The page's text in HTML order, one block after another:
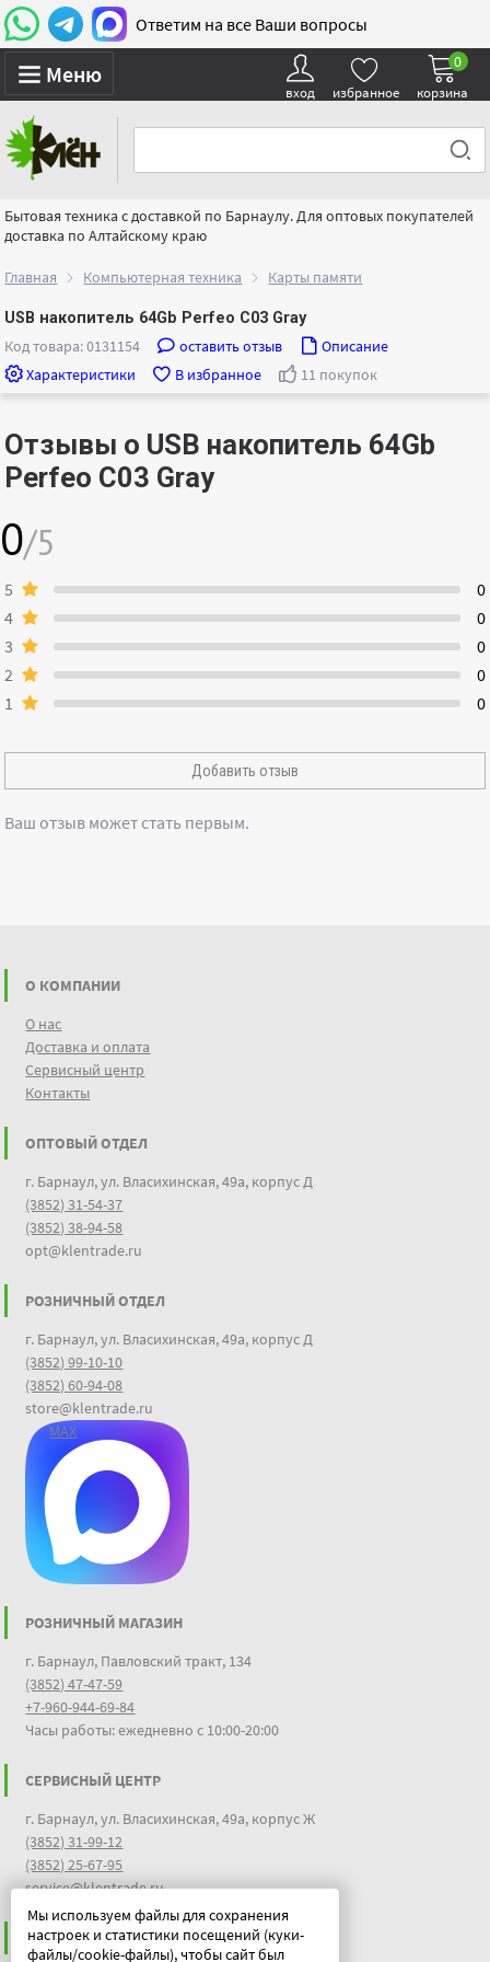
Ответим на все Ваши вопросы
Меню
вход избранное корзина
0
Бытовая техника с доставкой по Барнаулу. Для оптовых покупателей
доставка по Алтайскому краю
Главная Компьютерная техника Карты памяти
USB накопитель 64Gb Perfeo C03 Gray
Код товара: 0131154 оставить отзыв
Описание
Характеристики
В избранное 11 покупок
Отзывы о USB накопитель 64Gb
Perfeo C03 Gray
Ваш отзыв может стать первым.
0/5
5
0
4
0
3
0
2
0
1
0
Добавить отзыв
Мы используем файлы для сохранения
настроек и статистики посещений (куки-
файлы/cookie-файлы), чтобы сайт был
О КОМПАНИИ
О нас
Доставка и оплата
Сервисный центр
Контакты
ОПТОВЫЙ ОТДЕЛ
г. Барнаул, ул. Власихинская, 49а, корпус Д
(3852) 31-54-37
(3852) 38-94-58
opt@klentrade.ru
РОЗНИЧНЫЙ ОТДЕЛ
г. Барнаул, ул. Власихинская, 49а, корпус Д
(3852) 99-10-10
(3852) 60-94-08
store@klentrade.ru
MAX
РОЗНИЧНЫЙ МАГАЗИН
г. Барнаул, Павловский тракт, 134
(3852) 47-47-59
+7-960-944-69-84
Часы работы: ежедневно с 10:00-20:00
СЕРВИСНЫЙ ЦЕНТР
г. Барнаул, ул. Власихинская, 49а, корпус Ж
(3852) 31-99-12
(3852) 25-67-95
service@klentrade.ru
ИНФОРМАЦИЯ